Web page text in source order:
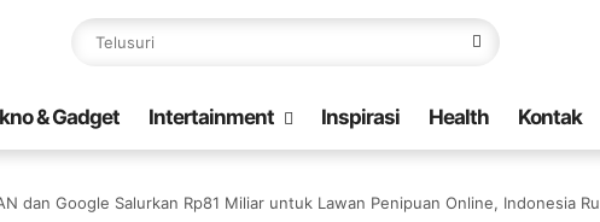
& Gadget Intertainment Inspirasi Health Kontak
dan Google Salurkan Rp81 Miliar untuk Lawan Penipuan Online, Indonesia Rugi Rp9 Triliun Tahun Ini